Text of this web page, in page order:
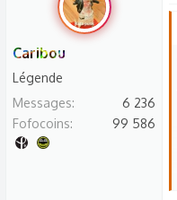
Caribou
Légende
Messages
6 236
Fofocoins
99 586